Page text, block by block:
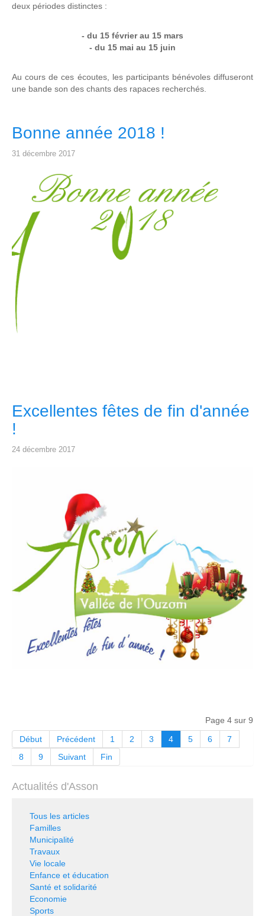
deux périodes distinctes :
- du 15 février au 15 mars
- du 15 mai au 15 juin
Au cours de ces écoutes, les participants bénévoles diffuseront
une bande son des chants des rapaces recherchés.
Bonne année 2018 !
31 décembre 2017
Excellentes fêtes de fin d'année
!
24 décembre 2017
Page 4 sur 9
Début
Précédent 1 2 3 4 5 6
7
8
9 Suivant Fin
Actualités d'Asson
Tous les articles
Familles
Municipalité
Travaux
Vie locale
Enfance et éducation
Santé et solidarité
Economie
Sports